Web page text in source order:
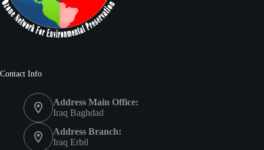
Contact Info
Address Main Office:
Iraq Baghdad
Address Branch:
Iraq Erbil